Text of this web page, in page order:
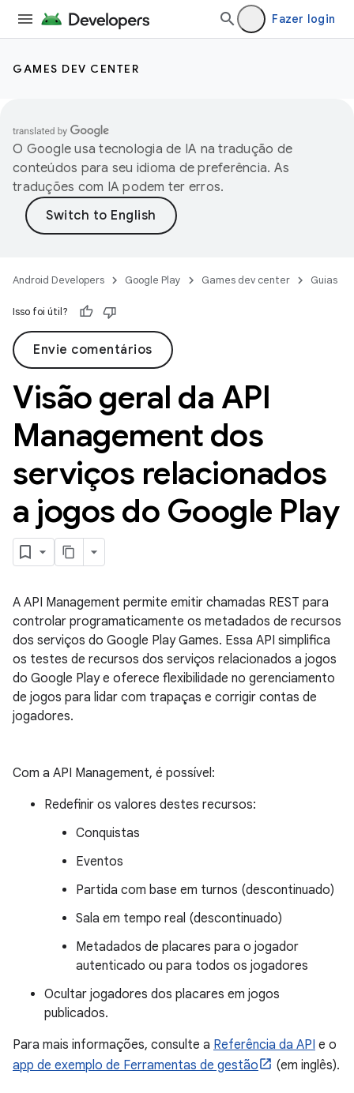
Fazer login
GAMES DEV CENTER
O Google usa tecnologia de IA na tradução de
conteúdos para seu idioma de preferência. As
traduções com IA podem ter erros.
Android Developers Google Play Games dev center Guias
Isso foi útil?
Envie comentários
Visão geral da API
Management dos
serviços relacionados
a jogos do Google Play
A API Management permite emitir chamadas REST para
controlar programaticamente os metadados de recursos
dos serviços do Google Play Games. Essa API simplifica
os testes de recursos dos serviços relacionados a jogos
do Google Play e oferece flexibilidade no gerenciamento
de jogos para lidar com trapaças e corrigir contas de
jogadores.
Com a API Management, é possível:
Redefinir os valores destes recursos:
Conquistas
Eventos
Partida com base em turnos (descontinuado)
Sala em tempo real (descontinuado)
Metadados de placares para o jogador
autenticado ou para todos os jogadores
Ocultar jogadores dos placares em jogos
publicados.
Para mais informações, consulte a Referência da API e o
app de exemplo de Ferramentas de gestão
(em inglês).